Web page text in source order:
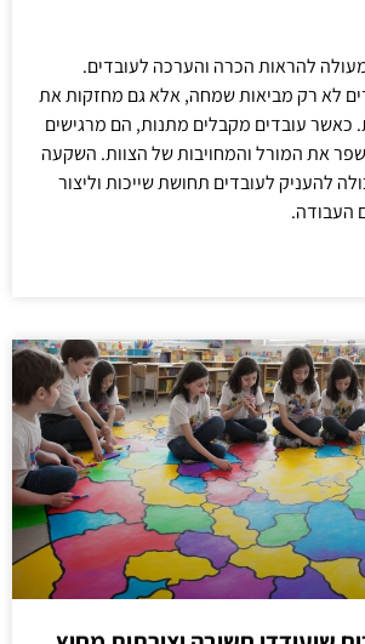
להראות הכרה והערכה לעובדים.
לא רק מביאות שמחה, אלא גם מחזקות את
כאשר עובדים מקבלים מתנות, הם מרגישים
את המורל והמחויבות של הצוות. השקעה
להעניק לעובדים תחושת שייכות וליצור
העבודה.